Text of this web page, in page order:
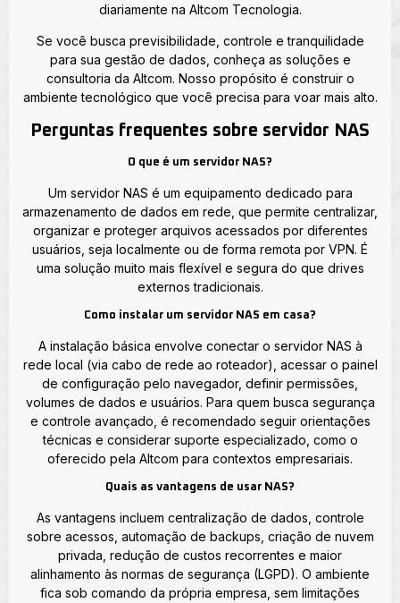
diariamente na Altcom Tecnologia.
Se você busca previsibilidade, controle e tranquilidade
para sua gestão de dados, conheça as soluções e
consultoria da Altcom. Nosso propósito é construir o
ambiente tecnológico que você precisa para voar mais alto.
Perguntas frequentes sobre servidor NAS
O que é um servidor NAS?
Um servidor NAS é um equipamento dedicado para
armazenamento de dados em rede, que permite centralizar,
organizar e proteger arquivos acessados por diferentes
usuários, seja localmente ou de forma remota por VPN. É
uma solução muito mais flexível e segura do que drives
externos tradicionais.
Como instalar um servidor NAS em casa?
A instalação básica envolve conectar o servidor NAS à
rede local (via cabo de rede ao roteador), acessar o painel
de configuração pelo navegador, definir permissões,
volumes de dados e usuários. Para quem busca segurança
e controle avançado, é recomendado seguir orientações
técnicas e considerar suporte especializado, como o
oferecido pela Altcom para contextos empresariais.
Quais as vantagens de usar NAS?
As vantagens incluem centralização de dados, controle
sobre acessos, automação de backups, criação de nuvem
privada, redução de custos recorrentes e maior
alinhamento às normas de segurança (LGPD). O ambiente
fica sob comando da própria empresa, sem limitações